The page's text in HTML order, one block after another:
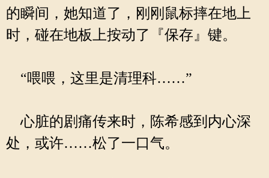
的瞬间，她知道了，刚刚鼠标摔在地上
时，碰在地板上按动了『保存』键。
“喂喂，这里是清理科……”
心脏的剧痛传来时，陈希感到内心深
处，或许……松了一口气。